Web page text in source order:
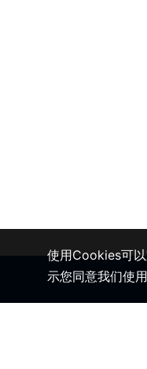
使用Cookies可
示您同意我们使